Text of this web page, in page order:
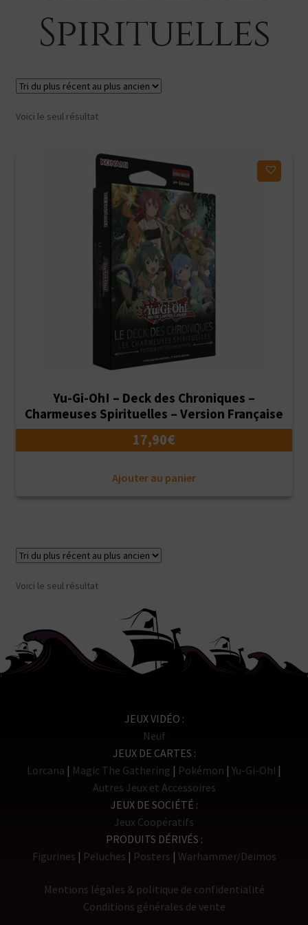
Spirituelles
Voici le seul résultat
Yu-Gi-Oh! – Deck des Chroniques –
Charmeuses Spirituelles – Version Française
17,90€
Ajouter au panier
Ajouter à ma liste d'envies
Voici le seul résultat
JEUX VIDÉO
Neuf
JEUX DE CARTES
Lorcana
Magic The Gathering Pokémon Yu-Gi-Oh!
Autres Jeux et Accessoires
JEUX DE SOCIÉTÉ
Jeux Coopératifs
PRODUITS DÉRIVÉS
Figurines
Peluches Posters Warhammer/Deimos
Mentions légales & politique de confidentialité
Conditions générales de vente